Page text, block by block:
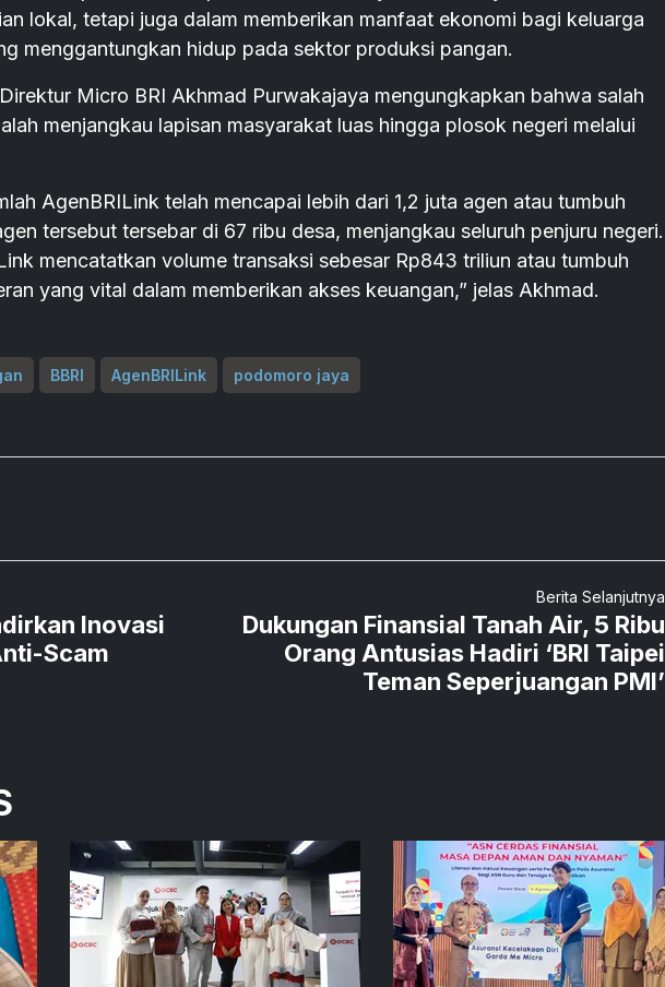
lokal, tetapi juga dalam memberikan manfaat ekonomi bagi keluarga
menggantungkan hidup pada sektor produksi pangan.
Micro BRI Akhmad Purwakajaya mengungkapkan bahwa salah
menjangkau lapisan masyarakat luas hingga plosok negeri melalui
AgenBRILink telah mencapai lebih dari 1,2 juta agen atau tumbuh
tersebut tersebar di 67 ribu desa, menjangkau seluruh penjuru negeri.
mencatatkan volume transaksi sebesar Rp843 triliun atau tumbuh
yang vital dalam memberikan akses keuangan,” jelas Akhmad.
BBRI AgenBRILink podomoro jaya
Inovasi
Scam
Berita Selanjutnya
Dukungan Finansial Tanah Air, 5 Ribu
Orang Antusias Hadiri ‘BRI Taipei
Teman Seperjuangan PMI’